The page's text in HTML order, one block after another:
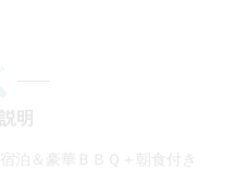
明
＆豪華ＢＢＱ＋朝食付き